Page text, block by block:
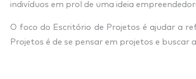
indivíduos em prol de uma ideia
O foco do Escritório de Projetos é ajudar a
Projetos é de se pensar em projetos e buscar